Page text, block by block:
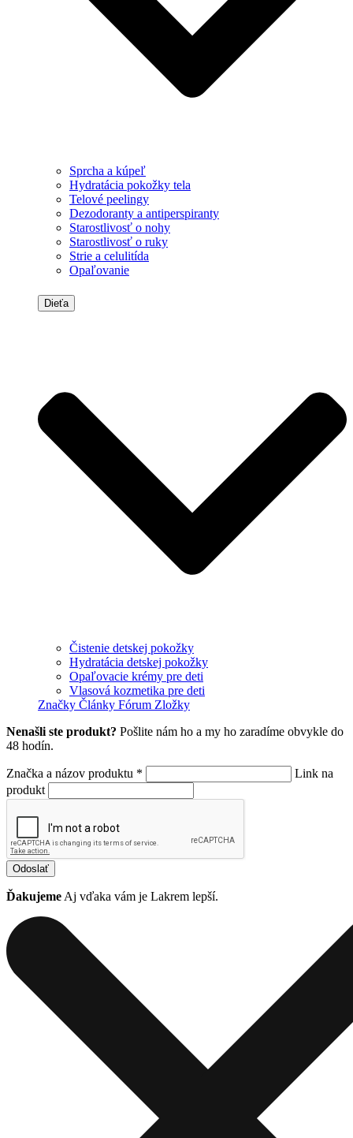
Sprcha a kúpeľ
Hydratácia pokožky tela
Telové peelingy
Dezodoranty a antiperspiranty
Starostlivosť o nohy
Starostlivosť o ruky
Strie a celulitída
Opaľovanie
Dieťa
Čistenie detskej pokožky
Hydratácia detskej pokožky
Opaľovacie krémy pre deti
Vlasová kozmetika pre deti
Značky Články Fórum Zložky
Nenašli ste produkt? Pošlite nám ho a my ho zaradíme obvykle do
48 hodín.
Značka a názov produktu *
Link na
produkt
Odoslať
Ďakujeme Aj vďaka vám je Lakrem lepší.